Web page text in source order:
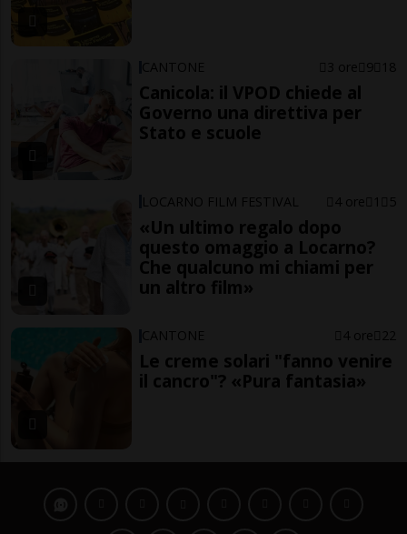
CANTONE 3 ore 9 18
Canicola: il VPOD chiede al
Governo una direttiva per
Stato e scuole
LOCARNO FILM FESTIVAL 4 ore 1 5
«Un ultimo regalo dopo
questo omaggio a Locarno?
Che qualcuno mi chiami per
un altro film»
CANTONE 4 ore 22
Le creme solari "fanno venire
il cancro"? «Pura fantasia»